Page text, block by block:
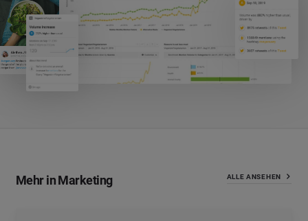
Mehr in Marketing ALLE ANSEHEN